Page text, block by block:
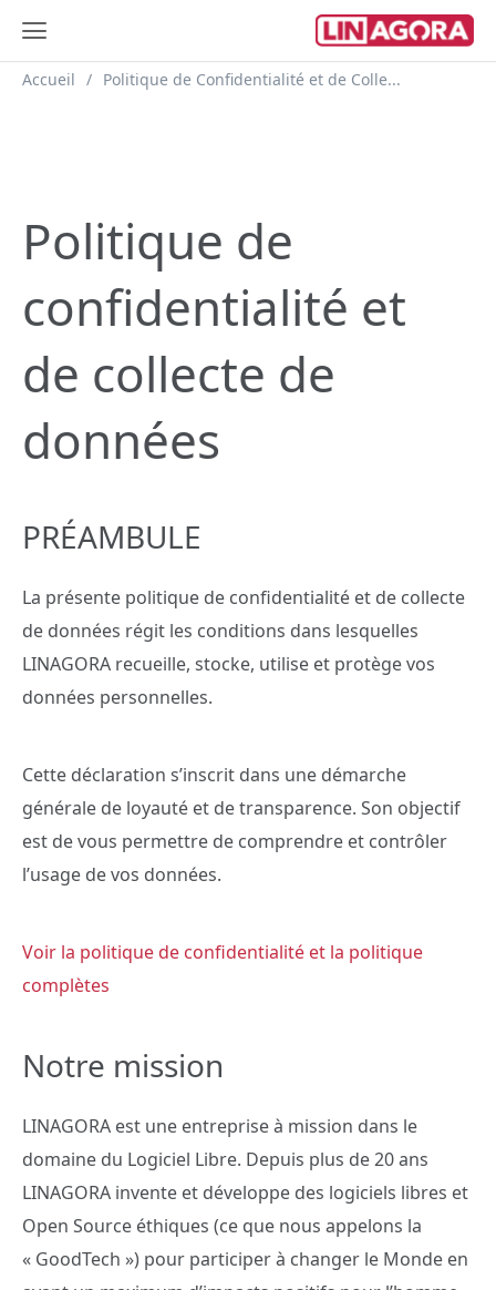
Fil d'Ariane
Accueil Politique de Confidentialité et de Colle...
Politique de
confidentialité et
de collecte de
données
PRÉAMBULE
La présente politique de confidentialité et de collecte
de données régit les conditions dans lesquelles
LINAGORA recueille, stocke, utilise et protège vos
données personnelles.
Cette déclaration s’inscrit dans une démarche
générale de loyauté et de transparence. Son objectif
est de vous permettre de comprendre et contrôler
l’usage de vos données.
Voir la politique de confidentialité et la politique
complètes
Notre mission
LINAGORA est une entreprise à mission dans le
domaine du Logiciel Libre. Depuis plus de 20 ans
LINAGORA invente et développe des logiciels libres et
Open Source éthiques (ce que nous appelons la
« GoodTech ») pour participer à changer le Monde en